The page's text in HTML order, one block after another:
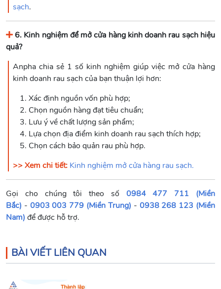
sạch.
6. Kinh nghiệm để mở cửa hàng kinh doanh rau sạch hiệu
quả?
Anpha chia sẻ 1 số kinh nghiệm giúp việc mở cửa hàng
kinh doanh rau sạch của bạn thuận lợi hơn:
Xác định nguồn vốn phù hợp;
Chọn nguồn hàng đạt tiêu chuẩn;
Lưu ý về chất lượng sản phẩm;
Lựa chọn địa điểm kinh doanh rau sạch thích hợp;
Chọn cách bảo quản rau phù hợp.
>> Xem chi tiết: Kinh nghiệm mở cửa hàng rau sạch.
Gọi cho chúng tôi theo số 0984 477 711 (Miền
Bắc) - 0903 003 779 (Miền Trung) - 0938 268 123 (Miền
Nam) để được hỗ trợ.
BÀI VIẾT LIÊN QUAN